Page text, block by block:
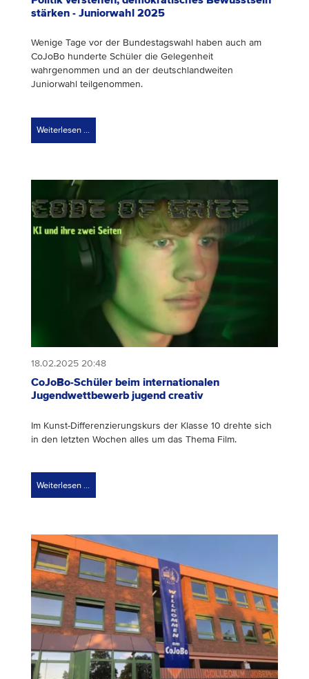
stärken - Juniorwahl 2025
Wenige Tage vor der Bundestagswahl haben auch am
CoJoBo hunderte Schüler die Gelegenheit
wahrgenommen und an der deutschlandweiten
Juniorwahl teilgenommen.
Weiterlesen …
18.02.2025 20:48
CoJoBo-Schüler beim internationalen
Jugendwettbewerb jugend creativ
Im Kunst-Differenzierungskurs der Klasse 10 drehte sich
in den letzten Wochen alles um das Thema Film.
Weiterlesen …